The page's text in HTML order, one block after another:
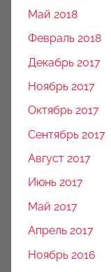
Май 2018
Февраль 2018
Декабрь 2017
Ноябрь 2017
Октябрь 2017
Сентябрь 2017
Август 2017
Июнь 2017
Май 2017
Апрель 2017
Ноябрь 2016